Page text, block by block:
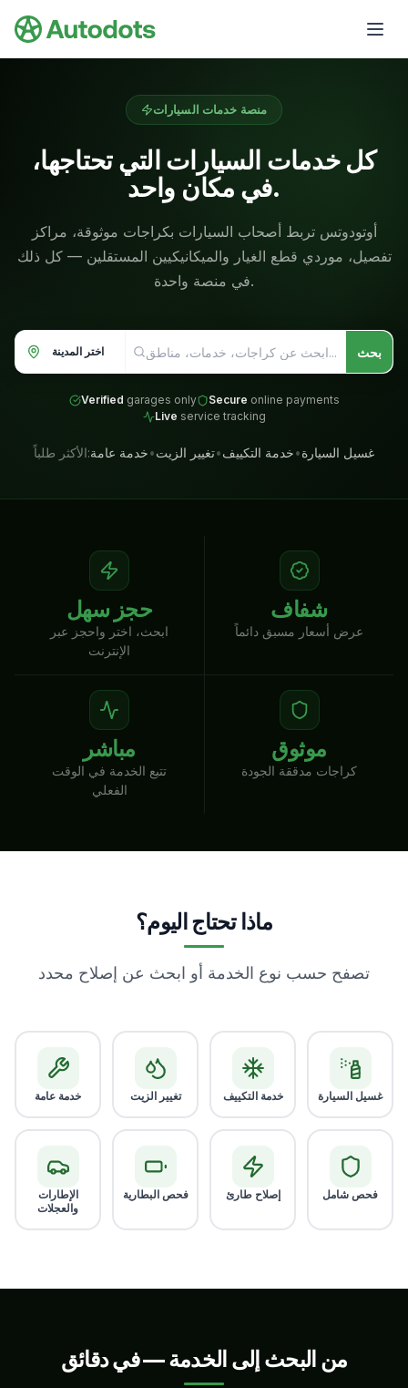
منصة خدمات السيارات
كل خدمات السيارات التي تحتاجها،
في مكان واحد.
أوتودوتس تربط أصحاب السيارات بكراجات موثوقة، مراكز
تفصيل، موردي قطع الغيار والميكانيكيين المستقلين — كل ذلك
في منصة واحدة.
اختر المدينة بحث
Verified garages only Secure online payments
Live service tracking
الأكثر طلباً:خدمة عامة•تغيير الزيت•خدمة التكييف•غسيل السيارة
حجز سهل
ابحث، اختر واحجز عبر
الإنترنت
شفاف
عرض أسعار مسبق دائماً
مباشر
تتبع الخدمة في الوقت
الفعلي
موثوق
كراجات مدققة الجودة
ماذا تحتاج اليوم؟
تصفح حسب نوع الخدمة أو ابحث عن إصلاح محدد
خدمة عامة تغيير الزيت خدمة التكييف غسيل السيارة
الإطارات
والعجلات
فحص البطارية إصلاح طارئ فحص شامل
من البحث إلى الخدمة — في دقائق